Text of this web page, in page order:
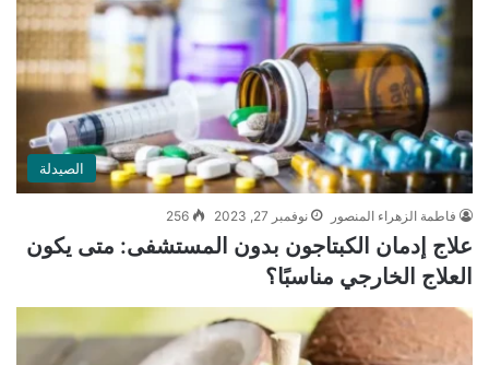
الصيدلة
فاطمة الزهراء المنصور نوفمبر 27, 2023 256
علاج إدمان الكبتاجون بدون المستشفى: متى يكون
العلاج الخارجي مناسبًا؟